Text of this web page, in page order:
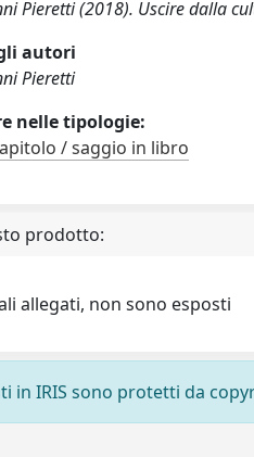
Pieretti (2018). Uscire dalla
autori
Pieretti
nelle tipologie:
/ saggio in libro
prodotto:
allegati, non sono esposti
in IRIS sono protetti da